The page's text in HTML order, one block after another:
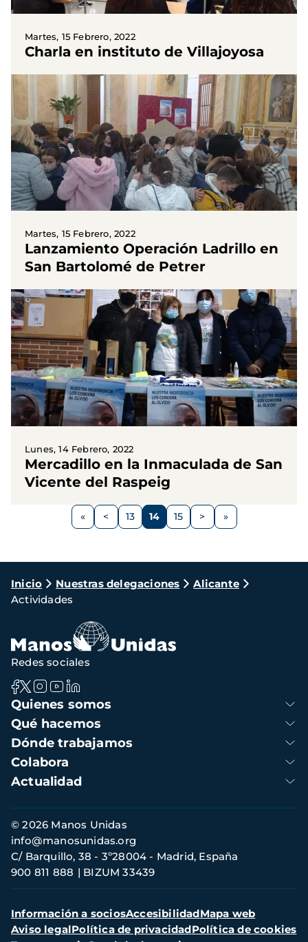
Martes, 15 Febrero, 2022
Charla en instituto de Villajoyosa
Martes, 15 Febrero, 2022
Lanzamiento Operación Ladrillo en
San Bartolomé de Petrer
Lunes, 14 Febrero, 2022
Mercadillo en la Inmaculada de San
Vicente del Raspeig
Paginación
Página
< Página
13 Página
14 Página
15
Siguiente
>
Ruta
de
navegación
Inicio Nuestras delegaciones
Alicante
Actividades
Navegación
principal
Quienes somos
Qué hacemos
Dónde trabajamos
Colabora
Actualidad
Redes sociales
Información
de
contacto
© 2026 Manos Unidas
C/ Barquillo, 38 - 3º28004 - Madrid, España
900 811 888
BIZUM 33439
info@manosunidas.org
Menú
secundario
Información a sociosAccesibilidadMapa web
Aviso legalPolítica de privacidadPolítica de cookies